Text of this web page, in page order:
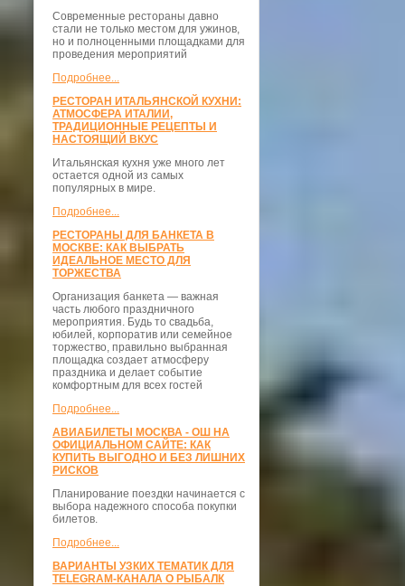
Современные рестораны давно
стали не только местом для ужинов,
но и полноценными площадками для
проведения мероприятий
Подробнее...
РЕСТОРАН ИТАЛЬЯНСКОЙ КУХНИ:
АТМОСФЕРА ИТАЛИИ,
ТРАДИЦИОННЫЕ РЕЦЕПТЫ И
НАСТОЯЩИЙ ВКУС
Итальянская кухня уже много лет
остается одной из самых
популярных в мире.
Подробнее...
РЕСТОРАНЫ ДЛЯ БАНКЕТА В
МОСКВЕ: КАК ВЫБРАТЬ
ИДЕАЛЬНОЕ МЕСТО ДЛЯ
ТОРЖЕСТВА
Организация банкета — важная
часть любого праздничного
мероприятия. Будь то свадьба,
юбилей, корпоратив или семейное
торжество, правильно выбранная
площадка создает атмосферу
праздника и делает событие
комфортным для всех гостей
Подробнее...
АВИАБИЛЕТЫ МОСКВА - ОШ НА
ОФИЦИАЛЬНОМ САЙТЕ: КАК
КУПИТЬ ВЫГОДНО И БЕЗ ЛИШНИХ
РИСКОВ
Планирование поездки начинается с
выбора надежного способа покупки
билетов.
Подробнее...
ВАРИАНТЫ УЗКИХ ТЕМАТИК ДЛЯ
TELEGRAM-КАНАЛА О РЫБАЛК